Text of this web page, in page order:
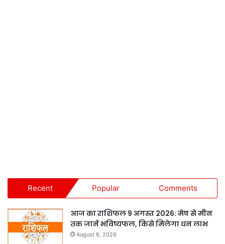
Recent Popular Comments
आज का राशिफल 9 अगस्त 2026: मेष से मीन
तक जानें भविष्यफल, किसे मिलेगा धन लाभ
August 8, 2026